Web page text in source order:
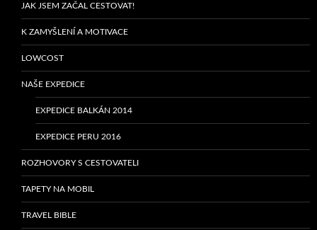
JAK JSEM ZAČAL CESTOVAT!
K ZAMYŠLENÍ A MOTIVACE
LOWCOST
NAŠE EXPEDICE
EXPEDICE BALKÁN 2014
EXPEDICE PERU 2016
ROZHOVORY S CESTOVATELI
TAPETY NA MOBIL
TRAVEL BIBLE